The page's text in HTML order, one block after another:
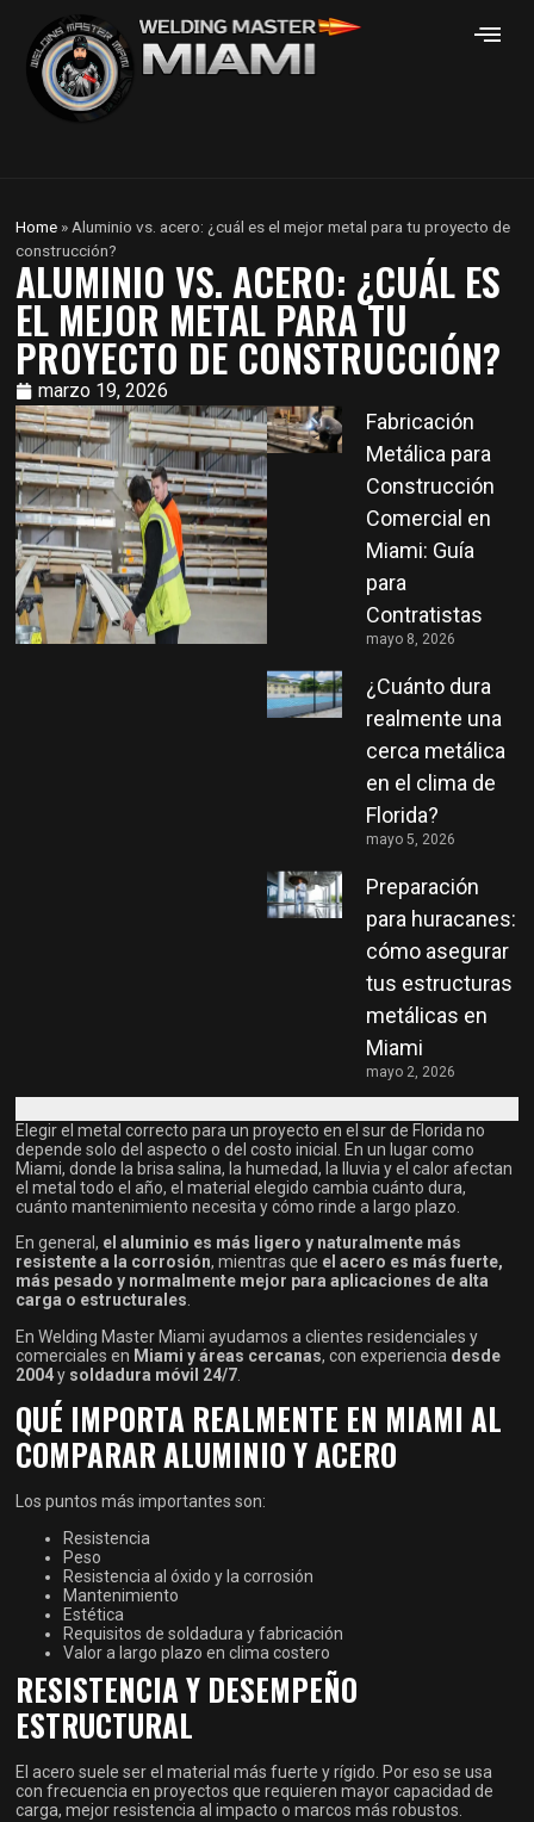
Home » Aluminio vs. acero: ¿cuál es el mejor metal para tu proyecto de
construcción?
ALUMINIO VS. ACERO: ¿CUÁL ES
EL MEJOR METAL PARA TU
PROYECTO DE CONSTRUCCIÓN?
marzo 19, 2026
Fabricación
Metálica para
Construcción
Comercial en
Miami: Guía
para
Contratistas
mayo 8, 2026
¿Cuánto dura
realmente una
cerca metálica
en el clima de
Florida?
mayo 5, 2026
Preparación
para huracanes:
cómo asegurar
tus estructuras
metálicas en
Miami
mayo 2, 2026
Elegir el metal correcto para un proyecto en el sur de Florida no
depende solo del aspecto o del costo inicial. En un lugar como
Miami, donde la brisa salina, la humedad, la lluvia y el calor afectan
el metal todo el año, el material elegido cambia cuánto dura,
cuánto mantenimiento necesita y cómo rinde a largo plazo.
En general, el aluminio es más ligero y naturalmente más
resistente a la corrosión, mientras que el acero es más fuerte,
más pesado y normalmente mejor para aplicaciones de alta
carga o estructurales.
En Welding Master Miami ayudamos a clientes residenciales y
comerciales en Miami y áreas cercanas, con experiencia desde
2004y soldadura móvil 24/7
QUÉ IMPORTA REALMENTE EN MIAMI AL
COMPARAR ALUMINIO Y ACERO
Los puntos más importantes son:
Resistencia
Peso
Resistencia al óxido y la corrosión
Mantenimiento
Estética
Requisitos de soldadura y fabricación
Valor a largo plazo en clima costero
RESISTENCIA Y DESEMPEÑO
ESTRUCTURAL
El acero suele ser el material más fuerte y rígido. Por eso se usa
con frecuencia en proyectos que requieren mayor capacidad de
carga, mejor resistencia al impacto o marcos más robustos.